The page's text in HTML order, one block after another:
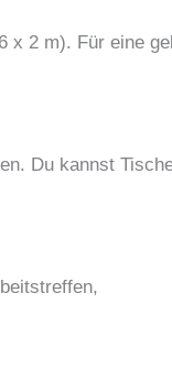
2 m). Für eine
Du kannst